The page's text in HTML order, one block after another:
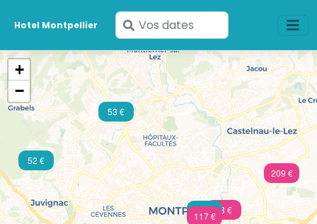
Hotel Montpellier
Saisissez
vos
dates
117 €
209 €
73 €
52 €
53 €
46 €
+
−